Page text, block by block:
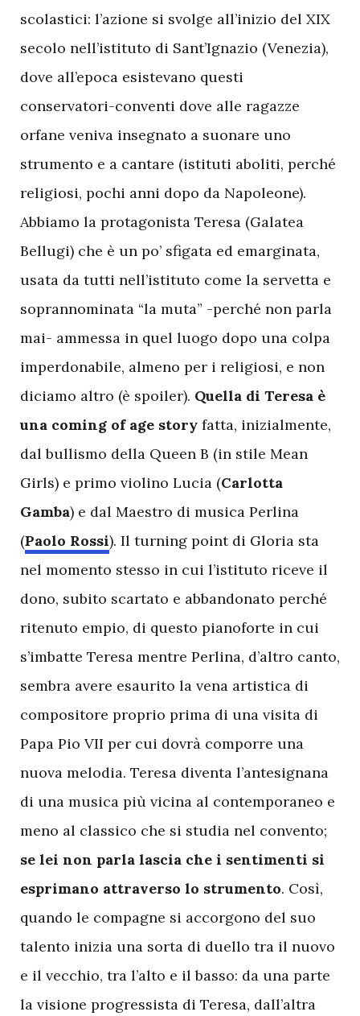
scolastici: l’azione si svolge all’inizio del XIX
secolo nell’istituto di Sant’Ignazio (Venezia),
dove all’epoca esistevano questi
conservatori-conventi dove alle ragazze
orfane veniva insegnato a suonare uno
strumento e a cantare (istituti aboliti, perché
religiosi, pochi anni dopo da Napoleone).
Abbiamo la protagonista Teresa (Galatea
Bellugi) che è un po’ sfigata ed emarginata,
usata da tutti nell’istituto come la servetta e
soprannominata “la muta” -perché non parla
mai- ammessa in quel luogo dopo una colpa
imperdonabile, almeno per i religiosi, e non
diciamo altro (è spoiler). Quella di Teresa è
una coming of age story fatta, inizialmente,
dal bullismo della Queen B (in stile Mean
Girls) e primo violino Lucia (Carlotta
Gamba) e dal Maestro di musica Perlina
(Paolo Rossi). Il turning point di Gloria sta
nel momento stesso in cui l’istituto riceve il
dono, subito scartato e abbandonato perché
ritenuto empio, di questo pianoforte in cui
s’imbatte Teresa mentre Perlina, d’altro canto,
sembra avere esaurito la vena artistica di
compositore proprio prima di una visita di
Papa Pio VII per cui dovrà comporre una
nuova melodia. Teresa diventa l’antesignana
di una musica più vicina al contemporaneo e
meno al classico che si studia nel convento;
se lei non parla lascia che i sentimenti si
esprimano attraverso lo strumento. Così,
quando le compagne si accorgono del suo
talento inizia una sorta di duello tra il nuovo
e il vecchio, tra l’alto e il basso: da una parte
la visione progressista di Teresa, dall’altra